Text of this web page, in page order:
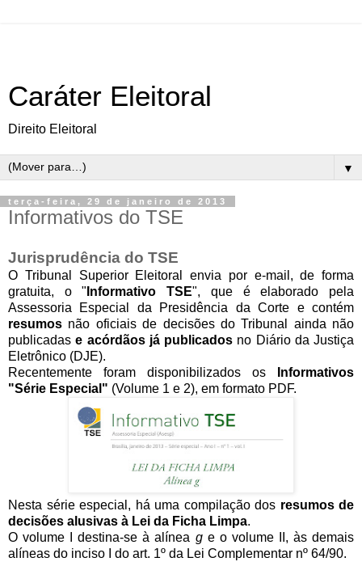
Caráter Eleitoral
Direito Eleitoral
▼
terça-feira, 29 de janeiro de 2013
Informativos do TSE
Jurisprudência do TSE
O Tribunal Superior Eleitoral envia por e-mail, de forma
gratuita, o " Informativo TSE", que é elaborado pela
Assessoria Especial da Presidência da Corte e contém
resumos não oficiais de decisões do Tribunal ainda não
publicadase acórdãos já publicados no Diário da Justiça
Eletrônico (DJE).
Recentemente foram disponibilizados os
Informativos
"Série Especial" (Volume 1 e 2), em formato PDF.
Nesta série especial, há uma compilação dos resumos de
decisões alusivas à Lei da Ficha Limpa.
O volume I destina-se à alínea g e o volume II, às demais
alíneas do inciso I do art. 1º da Lei Complementar nº 64/90.